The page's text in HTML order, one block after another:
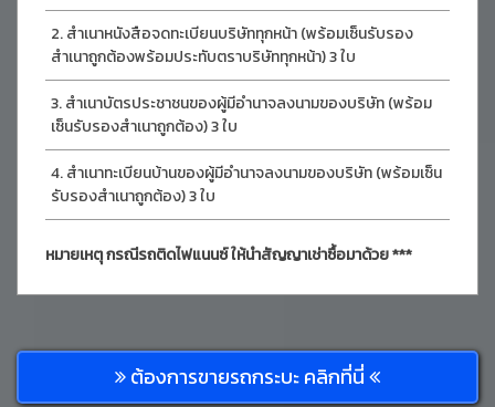
สำเนาหนังสือจดทะเบียนบริษัททุกหน้า (พร้อมเซ็นรับรอง
สำเนาถูกต้องพร้อมประทับตราบริษัททุกหน้า) 3 ใบ
สำเนาบัตรประชาชนของผู้มีอำนาจลงนามของบริษัท (พร้อม
เซ็นรับรองสำเนาถูกต้อง) 3 ใบ
สำเนาทะเบียนบ้านของผู้มีอำนาจลงนามของบริษัท (พร้อมเซ็น
รับรองสำเนาถูกต้อง) 3 ใบ
หมายเหตุ กรณีรถติดไฟแนนซ์ ให้นำสัญญาเช่าซื้อมาด้วย ***
ต้องการขายรถกระบะ คลิกที่นี่